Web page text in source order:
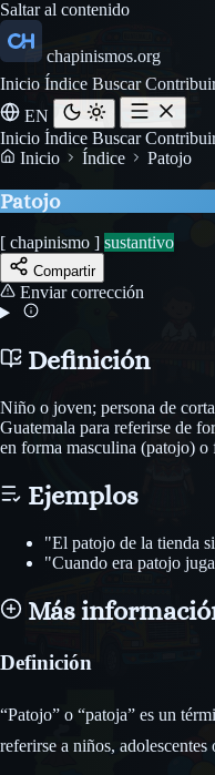
Saltar al contenido
chapinismos.org
Inicio Índice Buscar
EN
Inicio Índice Buscar
Inicio
Índice Patojo
Patojo
[ chapinismo ] sustantivo
Compartir
Enviar corrección
Definición
Niño o joven; persona de
Guatemala para referirse de
en forma masculina (patojo) o
Ejemplos
"El patojo de la tienda
"Cuando era patojo
Más
Definición
“Patojo” o “patoja” es un
referirse a niños, adolescentes